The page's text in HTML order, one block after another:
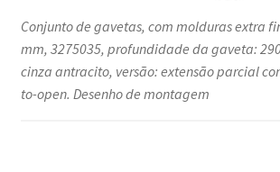
Conjunto de gavetas, com molduras extra
mm, 3275035, profundidade da gaveta:
cinza antracito, versão: extensão parcial
to-open. Desenho de montagem